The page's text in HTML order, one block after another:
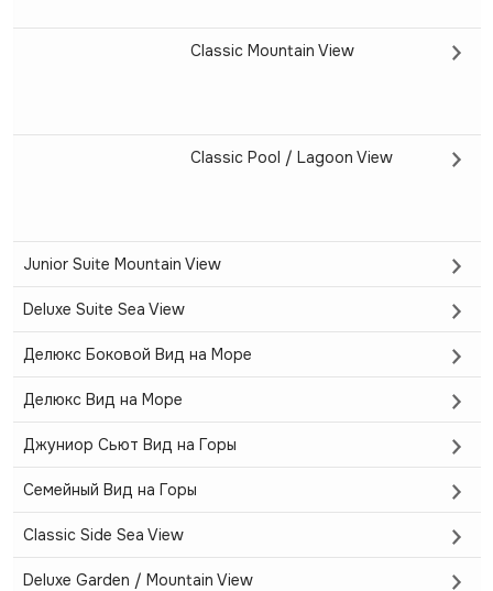
Classic Mountain View
Classic Pool / Lagoon View
Junior Suite Mountain View
Deluxe Suite Sea View
Делюкс Боковой Вид на Море
Делюкс Вид на Море
Джуниор Сьют Вид на Горы
Семейный Вид на Горы
Classic Side Sea View
Deluxe Garden / Mountain View